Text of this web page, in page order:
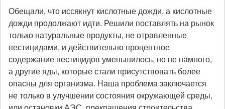
Обещали, что иссякнут кислотные дожди, а кислотные
дожди продолжают идти. Решили поставлять на рынок
только натуральные продукты, не отравленные
пестицидами, и действительно процентное
содержание пестицидов уменьшилось, но не намного,
а другие яды, которые стали присутствовать более
опасны для организма. Наша проблема заключается
не только в улучшении состояния окружающей среды,